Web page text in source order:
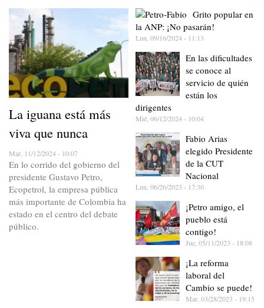
La iguana está más
viva que nunca
Mar, 11/12/2024 - 10:07
En lo corrido del gobierno del
presidente Gustavo Petro,
Ecopetrol, la empresa pública
más importante de Colombia ha
estado en el centro del debate
público.
Grito popular en
la ANP: ¡No pasarán!
Lun, 09/16/2024 - 11:13
En las dificultades
se conoce al
servicio de quién
están los
dirigentes
Mié, 06/12/2024 - 10:04
Fabio Arias
elegido Presidente
de la CUT
Nacional
Lun, 06/26/2023 - 17:30
¡Petro amigo, el
pueblo está
contigo!
Jue, 05/11/2023 - 18:08
¡La reforma
laboral del
Cambio se puede!
Mar, 03/28/2023 - 19:15